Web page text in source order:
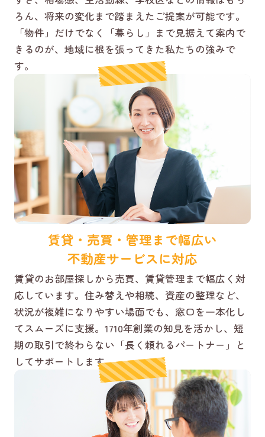
ろん、将来の変化まで踏まえたご提案が可能です。
「物件」だけでなく「暮らし」まで見据えて案内で
きるのが、地域に根を張ってきた私たちの強みで
す。
賃貸・売買・管理まで幅広い
不動産サービスに対応
賃貸のお部屋探しから売買、賃貸管理まで幅広く対
応しています。住み替えや相続、資産の整理など、
状況が複雑になりやすい場面でも、窓口を一本化し
てスムーズに支援。1710年創業の知見を活かし、短
期の取引で終わらない「長く頼れるパートナー」と
してサポートします。